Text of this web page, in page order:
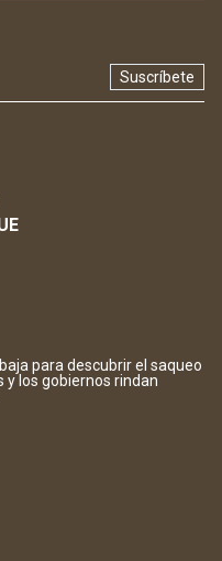
Suscríbete
para descubrir el saqueo
y los gobiernos rindan